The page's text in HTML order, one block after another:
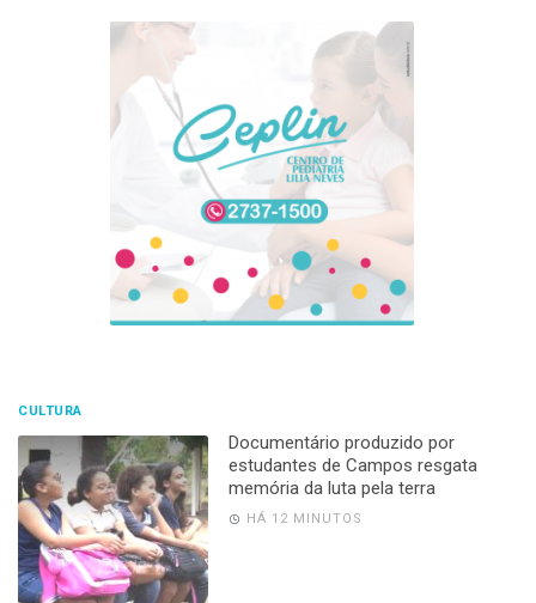
CULTURA
Documentário produzido por
estudantes de Campos resgata
memória da luta pela terra
HÁ 12 MINUTOS